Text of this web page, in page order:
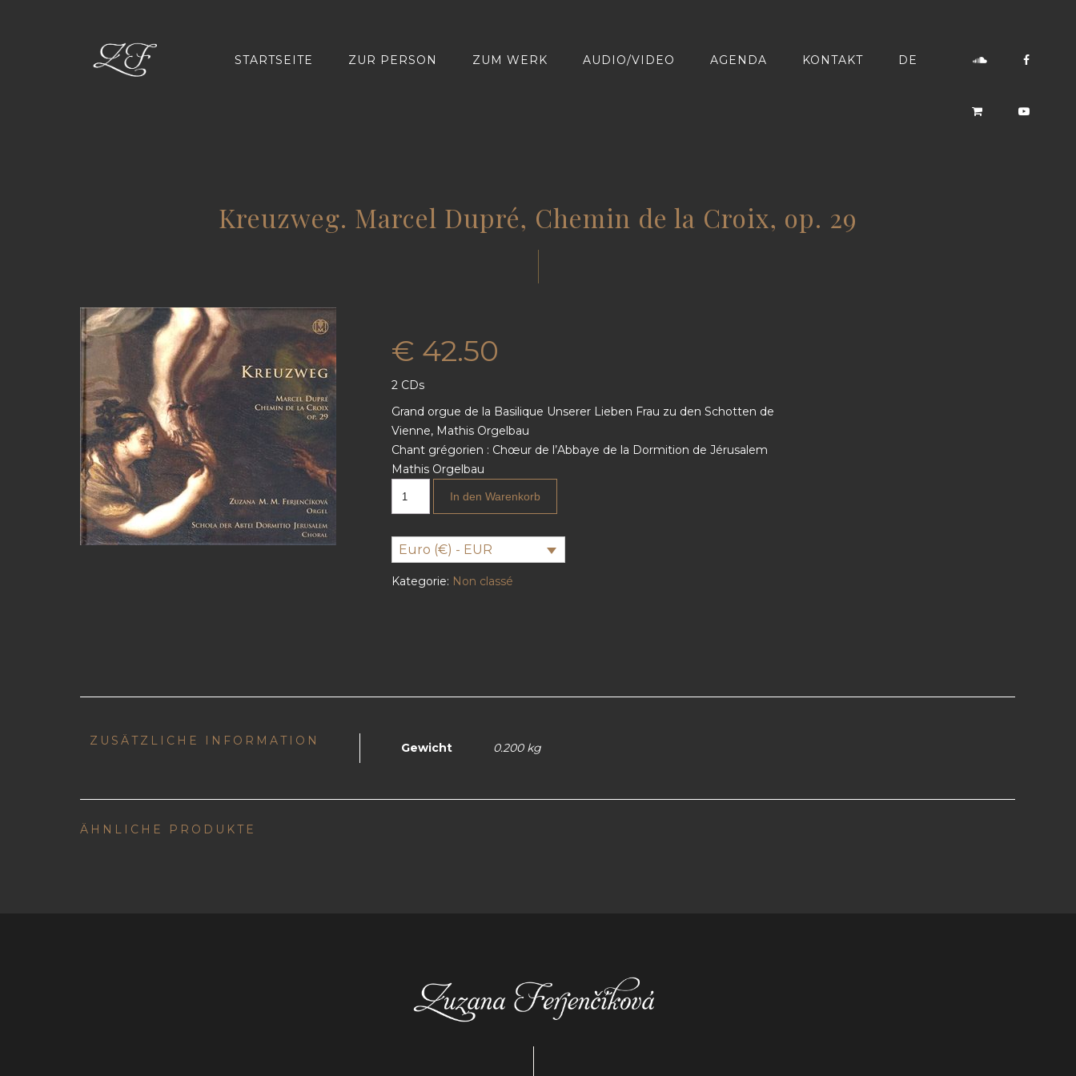
STARTSEITE ZUR PERSON ZUM WERK AUDIO/VIDEO AGENDA KONTAKT DE
Kreuzweg. Marcel Dupré, Chemin de la Croix, op. 29
€ 42.50
2 CDs
Grand orgue de la Basilique Unserer Lieben Frau zu den Schotten de
Vienne, Mathis Orgelbau
Chant grégorien : Chœur de l’Abbaye de la Dormition de Jérusalem
Mathis Orgelbau
In den Warenkorb
Euro (€) - EUR
Kategorie: Non classé
ZUSÄTZLICHE INFORMATION Gewicht 0.200 kg
ÄHNLICHE PRODUKTE